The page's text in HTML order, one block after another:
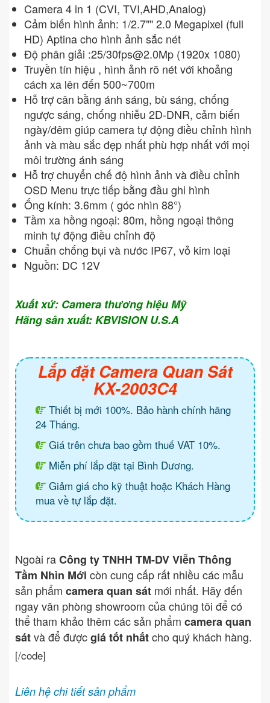
Camera 4 in 1 (CVI, TVI,AHD,Analog)
Cảm biến hình ảnh: 1/2.7"" 2.0 Megapixel (full
HD) Aptina cho hình ảnh sắc nét
Độ phân giải :25/30fps@2.0Mp (1920x 1080)
Truyền tín hiệu , hình ảnh rõ nét với khoảng
cách xa lên đến 500~700m
Hỗ trợ cân bằng ánh sáng, bù sáng, chống
ngược sáng, chống nhiễu 2D-DNR, cảm biến
ngày/đêm giúp camera tự động điều chỉnh hình
ảnh và màu sắc đẹp nhất phù hợp nhất với mọi
môi trường ánh sáng
Hỗ trợ chuyển chế độ hình ảnh và điều chỉnh
OSD Menu trực tiếp bằng đầu ghi hình
Ống kính: 3.6mm ( góc nhìn 88°)
Tầm xa hồng ngoại: 80m, hồng ngoại thông
minh tự động điều chỉnh độ
Chuẩn chống bụi và nước IP67, vỏ kim loại
Nguồn: DC 12V
Xuất xứ: Camera thương hiệu Mỹ
Hãng sản xuất: KBVISION U.S.A
Lắp đặt Camera Quan Sát
KX-2003C4
Thiết bị mới 100%. Bảo hành chính hãng
24 Tháng.
Giá trên chưa bao gồm thuế VAT 10%.
Miễn phí lắp đặt tại Bình Dương.
Giảm giá cho kỹ thuật hoặc Khách Hàng
mua về tự lắp đặt.
Ngoài raCông ty TNHH TM-DV Viễn Thông
Tầm Nhìn Mới còn cung cấp rất nhiều các mẫu
sản phẩm camera quan sát mới nhất. Hãy đến
ngay văn phòng showroom của chúng tôi để có
thể tham khảo thêm các sản phẩm camera quan
sátvà để đượcgiá tốt nhấtcho quý khách hàng.
[/code]
Liên hệ chi tiết sản phẩm